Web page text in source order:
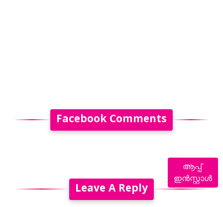
Facebook Comments
Leave A Reply
ആപ്പ്
ഇൻസ്റ്റാൾ